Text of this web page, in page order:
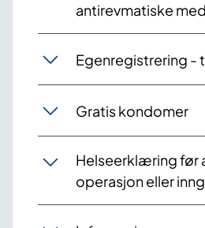
antirevmatiske
Egenregistrering -
Gratis kondomer
Helseerklæring før
operasjon eller